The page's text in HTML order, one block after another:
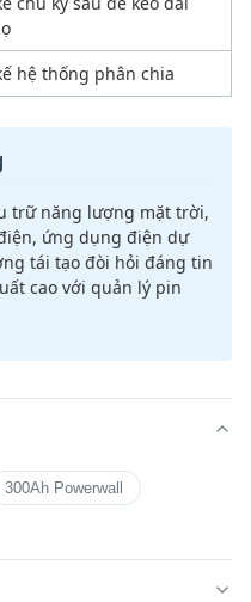
hệ thống phân chia
trữ năng lượng mặt trời,
ứng dụng điện dự
tái tạo đòi hỏi đáng tin
cao với quản lý pin
300Ah Powerwall